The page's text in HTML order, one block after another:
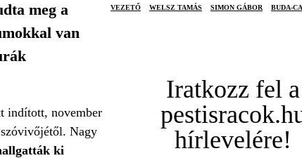
meg a
van
indított, november
Nagy
ki
VEZETŐ WELSZ TAMÁS SIMON GÁBOR BUDA-
Iratkozz fel a
hírlevelére!